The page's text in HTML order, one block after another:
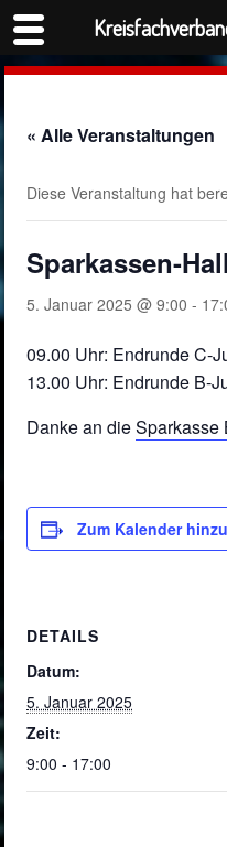
« Alle Veranstaltungen
Diese Veranstaltung hat
Sparkassen-
5. Januar 2025 @ 9:00 -
09.00 Uhr: Endrunde C-
13.00 Uhr: Endrunde B-
Danke an dieSparkasse
Zum Kalender
DETAILS
Datum:
5. Januar 2025
Zeit:
9:00 - 17:00